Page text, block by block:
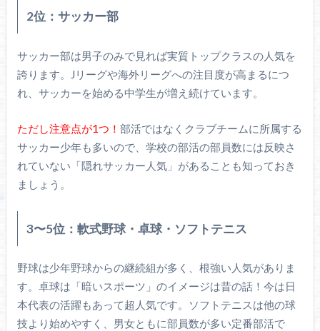
2位：サッカー部
サッカー部は男子のみで見れば実質トップクラスの人気を
誇ります。Jリーグや海外リーグへの注目度が高まるにつ
れ、サッカーを始める中学生が増え続けています。
ただし注意点が1つ！ 部活ではなくクラブチームに所属する
サッカー少年も多いので、学校の部活の部員数には反映さ
れていない「隠れサッカー人気」があることも知っておき
ましょう。
3〜5位：軟式野球・卓球・ソフトテニス
野球は少年野球からの継続組が多く、根強い人気がありま
す。卓球は「暗いスポーツ」のイメージは昔の話！今は日
本代表の活躍もあって超人気です。ソフトテニスは他の球
技より始めやすく、男女ともに部員数が多い定番部活で